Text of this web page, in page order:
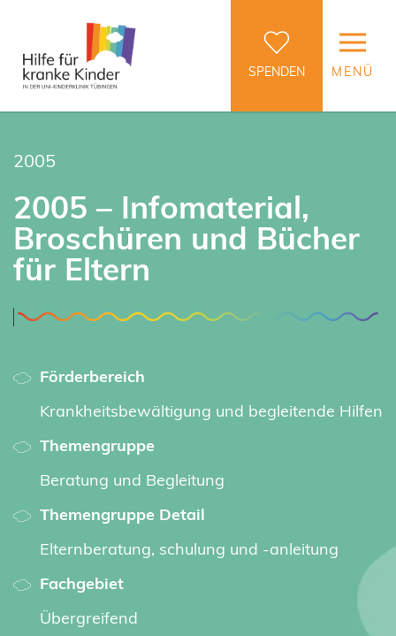
SPENDEN MENÜ
2005
2005 – Infomaterial,
Broschüren und Bücher
für Eltern
Förderbereich
Krankheitsbewältigung und begleitende Hilfen
Themengruppe
Beratung und Begleitung
Themengruppe Detail
Elternberatung, schulung und -anleitung
Fachgebiet
Übergreifend